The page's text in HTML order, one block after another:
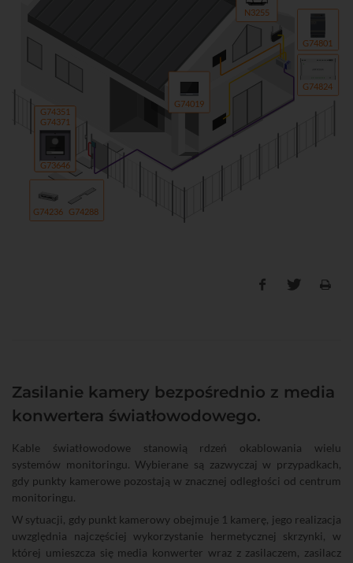
G74019
G73646
G74351
G74371
N3255
G74236 G74288
G74824
G74801
Zasilanie kamery bezpośrednio z media
konwertera światłowodowego.
Kable światłowodowe stanowią rdzeń okablowania wielu
systemów monitoringu. Wybierane są zazwyczaj w przypadkach,
gdy punkty kamerowe pozostają w znacznej odległości od centrum
monitoringu.
W sytuacji, gdy punkt kamerowy obejmuje 1 kamerę, jego realizacja
uwzględnia najczęściej wykorzystanie hermetycznej skrzynki, w
której umieszcza się media konwerter wraz z zasilaczem, zasilacz